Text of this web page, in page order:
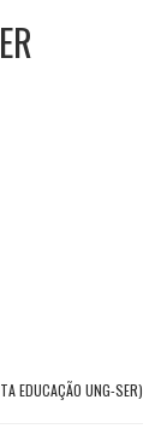
EDUCAÇÃO UNG-SER)